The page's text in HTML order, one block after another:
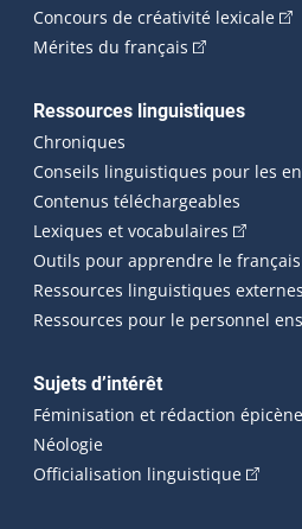
Concours de créativité lexicale
Mérites du français (Cet
Ressources linguistiques
Chroniques
Conseils linguistiques pour les
Contenus téléchargeables
Lexiques et vocabulaires (Cet
Outils pour apprendre le français
Ressources linguistiques externes
Ressources pour le personnel
Sujets d’intérêt
Féminisation et rédaction épicène
Néologie
Officialisation linguistique(Cet